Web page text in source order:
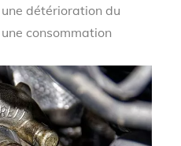
détérioration du
consommation